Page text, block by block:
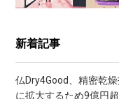
新着記事
仏Dry4Good、精密乾
に拡大するため9億円超